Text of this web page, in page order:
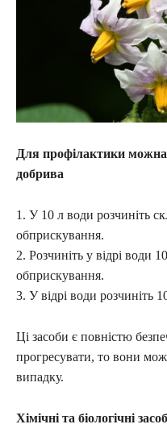
Для профілактики можна
добрива
1. У 10 л води розчиніть
обприскування.
2. Розчиніть у відрі води
обприскування.
3. У відрі води розчиніть
Ці засоби є повністю
прогресувати, то вони
випадку.
Хімічні та біологічні